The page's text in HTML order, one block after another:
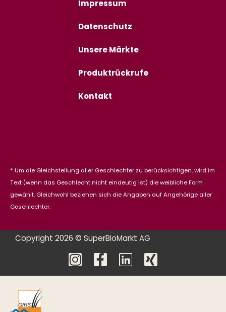
Impressum
Datenschutz
Unsere Märkte
Produktrückrufe
Kontakt
* Um die Gleichstellung aller Geschlechter zu berücksichtigen, wird im
Text (wenn das Geschlecht nicht eindeutig ist) die weibliche Form
gewählt. Gleichwohl beziehen sich die Angaben auf Angehörige aller
Geschlechter.
Copyright 2026 © SuperBioMarkt AG